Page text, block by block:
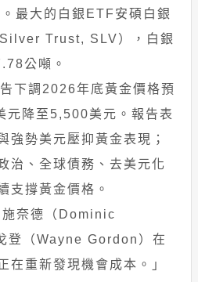
最大的白銀ETF安碩白銀
Trust, SLV），白銀
公噸。
下調2026年底黃金價格預
元降至5,500美元。報告表
強勢美元壓抑黃金表現；
治、全球債務、去美元化
支撐黃金價格。
施奈德（Dominic
登（Wayne Gordon）在
在重新發現機會成本。」